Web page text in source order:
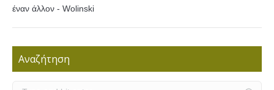
έναν άλλον - Wolinski
Αναζήτηση